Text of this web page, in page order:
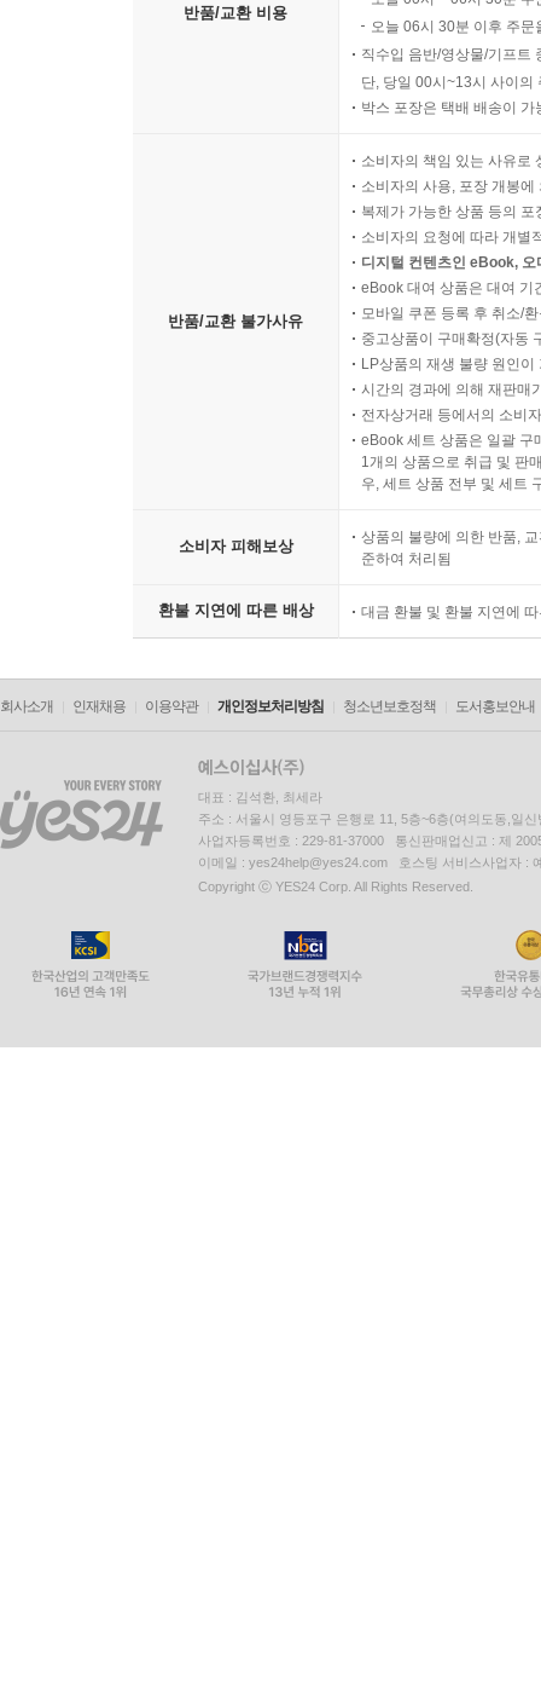
반품/교환 비용
오늘 06시 30분 이후 주
직수입 음반/영상물/기프트
단, 당일 00시~13시 사이의
박스 포장은 택배 배송이
반품/교환 불가사유
소비자의 책임 있는 사유로
소비자의 사용, 포장 개봉
복제가 가능한 상품 등의
소비자의 요청에 따라 개별
디지털 컨텐츠인 eBook,
eBook 대여 상품은 대여 기
모바일 쿠폰 등록 후 취소/
중고상품이 구매확정(자동
LP상품의 재생 불량 원인
시간의 경과에 의해 재판매
전자상거래 등에서의 소비
eBook 세트 상품은 일괄 구
1개의 상품으로 취급 및 판
우, 세트 상품 전부 및 세트
소비자 피해보상
상품의 불량에 의한 반품,
준하여 처리됨
환불 지연에 따른 배상 대금 환불 및 환불 지연에
회사소개 인재채용 이용약관 개인정보처리방침 청소년보호정책 도서홍보안내
대표 : 김석환, 최세라
주소 : 서울시 영등포구 은행로 11, 5층~6층(여의도동,일신
사업자등록번호 : 229-81-37000 통신판매업신고 : 제
이메일 : yes24help@yes24.com 호스팅 서비스사업자 :
Copyright ⓒ YES24 Corp. All Rights Reserved.